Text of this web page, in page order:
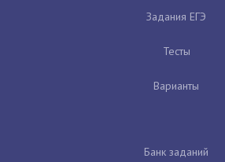
Задания ЕГЭ
Тесты
Варианты
Банк заданий